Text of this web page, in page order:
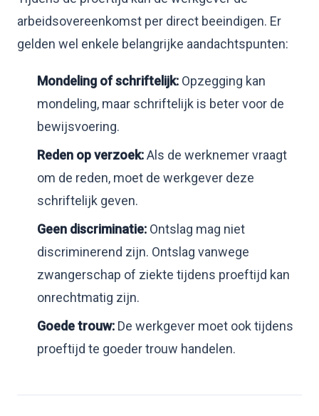
arbeidsovereenkomst per direct beeindigen. Er
gelden wel enkele belangrijke aandachtspunten:
Mondeling of schriftelijk: Opzegging kan
mondeling, maar schriftelijk is beter voor de
bewijsvoering.
Reden op verzoek:Als de werknemer vraagt
om de reden, moet de werkgever deze
schriftelijk geven.
Geen discriminatie: Ontslag mag niet
discriminerend zijn. Ontslag vanwege
zwangerschap of ziekte tijdens proeftijd kan
onrechtmatig zijn.
Goede trouw: De werkgever moet ook tijdens
proeftijd te goeder trouw handelen.